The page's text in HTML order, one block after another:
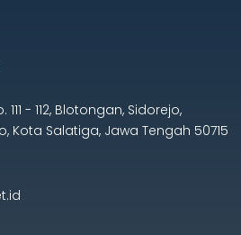
- 112, Blotongan, Sidorejo,
Kota Salatiga, Jawa Tengah 50715